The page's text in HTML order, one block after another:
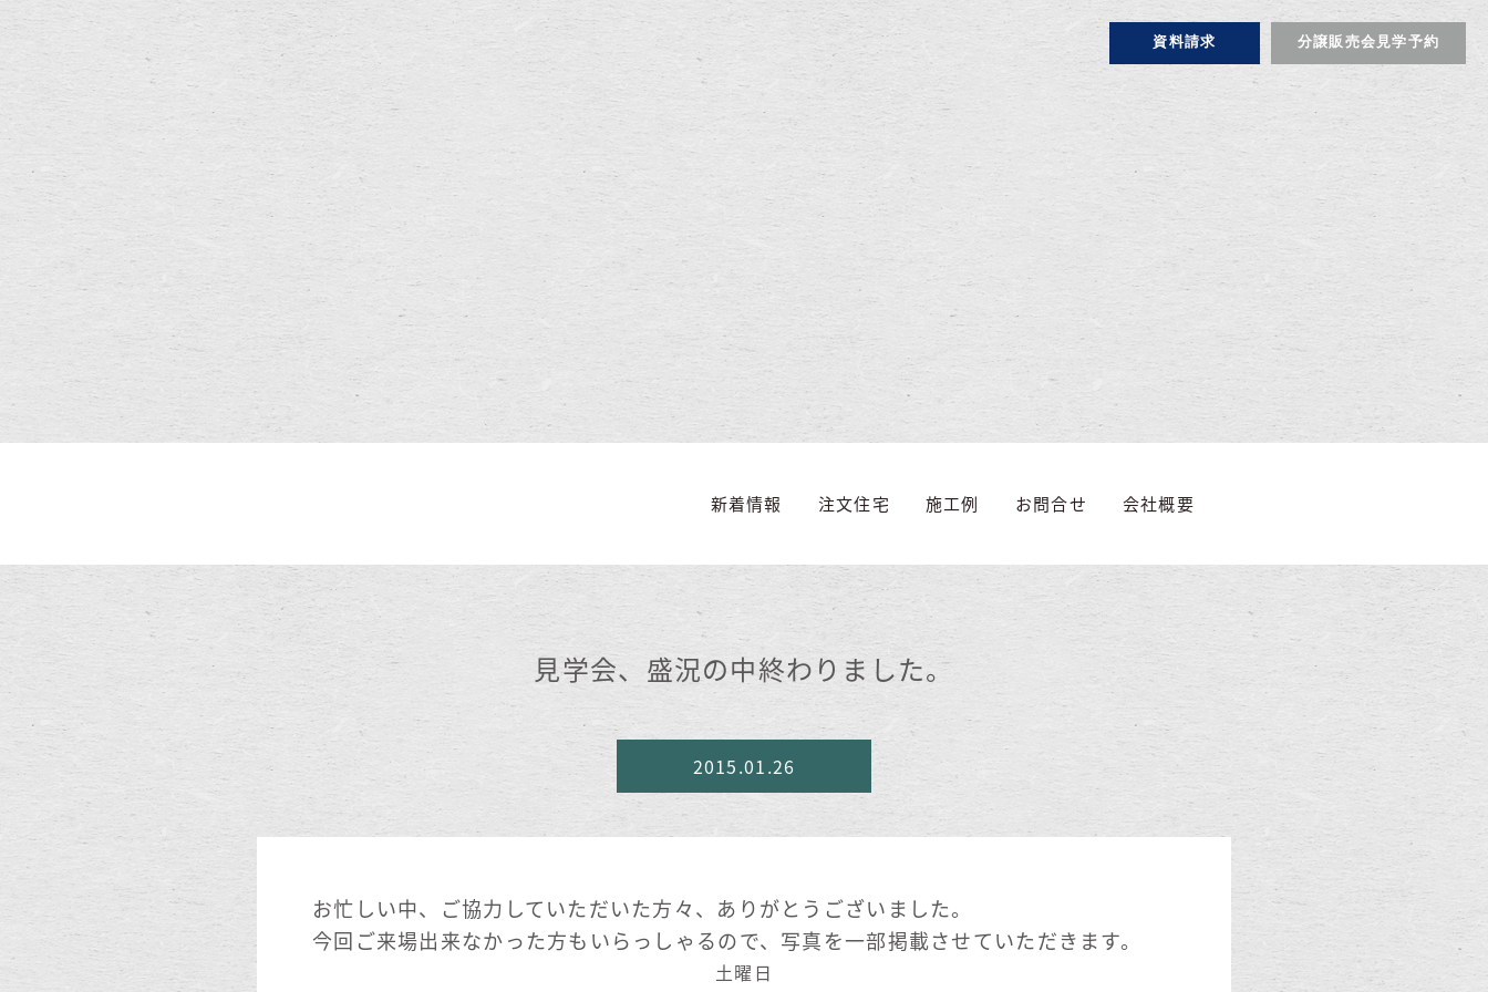
資料請求 分譲販売会見学予約
新着情報 注文住宅 施工例 お問合せ 会社概要
見学会、盛況の中終わりました。
2015.01.26
お忙しい中、ご協力していただいた方々、ありがとうございました。
今回ご来場出来なかった方もいらっしゃるので、写真を一部掲載させていただきます。
土曜日